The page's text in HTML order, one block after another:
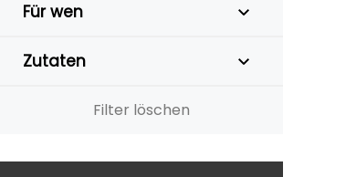
Für wen
Zutaten
Filter löschen